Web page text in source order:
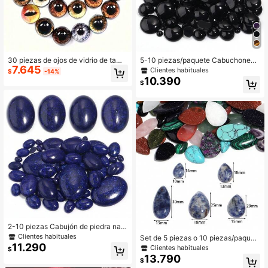
30 piezas de ojos de vidrio de tama
ños surtidos, ojos de dragón de gem
a semiredondeada, para hacer joyer
ades y suministros para muñecas
$7.645 -14%
2-10 piezas Cabujón de piedra natu
ral de lapislázuli plano, ovalado
Clientes habituales
$11.290
5-10 piezas/paquete Cabuchones
de ágata negra natural, de varios ta
maños, cabuchones de piedras pre
ciosas negras elegantes vintage, ad
s, pulseras y joyería, decoración DI
Y
Clientes habituales
$10.390
Set de 5 piezas o 10 piezas/paquet
e de piedras preciosas sueltas de fo
rmas de gota de agua natural, de di
versos estilos para hacer joyas hec
Clientes habituales
$13.790